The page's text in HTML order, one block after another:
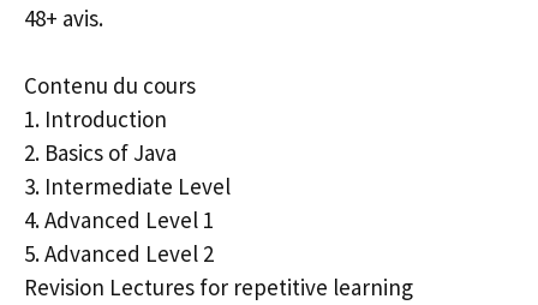
48+ avis.
Contenu du cours
1. Introduction
2. Basics of Java
3. Intermediate Level
4. Advanced Level 1
5. Advanced Level 2
Revision Lectures for repetitive learning